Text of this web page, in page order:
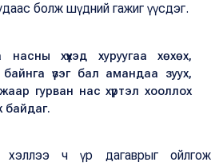
болж шүдний гажиг үүсдэг.
хүүхэд хуруугаа хөхөх,
үзэг бал амандаа зуух,
гурван нас хүртэл хооллох
байдаг.
хэллээ ч үр дагаврыг ойлгож